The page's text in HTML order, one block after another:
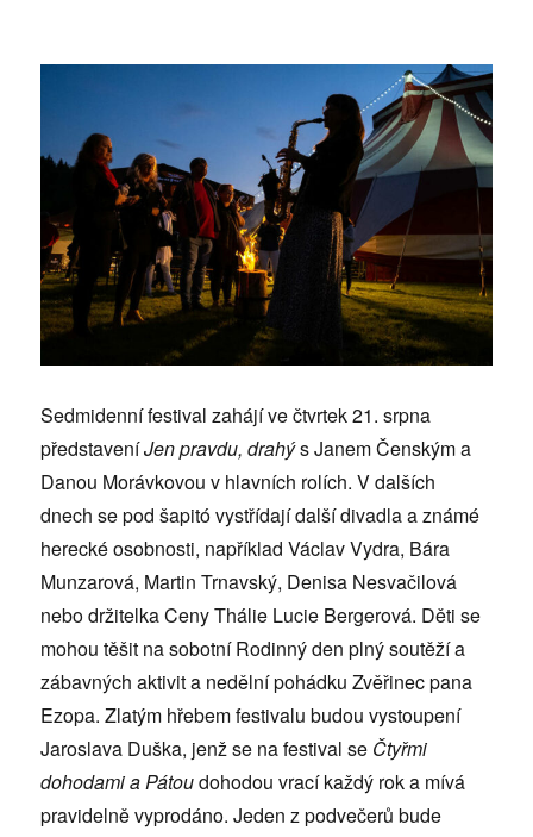
Sedmidenní festival zahájí ve čtvrtek 21. srpna
představeníJen pravdu, drahýs Janem Čenským a
Danou Morávkovou v hlavních rolích. V dalších
dnech se pod šapitó vystřídají další divadla a známé
herecké osobnosti, například Václav Vydra, Bára
Munzarová, Martin Trnavský, Denisa Nesvačilová
nebo držitelka Ceny Thálie Lucie Bergerová. Děti se
mohou těšit na sobotní Rodinný den plný soutěží a
zábavných aktivit a nedělní pohádku Zvěřinec pana
Ezopa. Zlatým hřebem festivalu budou vystoupení
Jaroslava Duška, jenž se na festival se Čtyřmi
dohodami a Pátoudohodou vrací každý rok a mívá
pravidelně vyprodáno. Jeden z podvečerů bude